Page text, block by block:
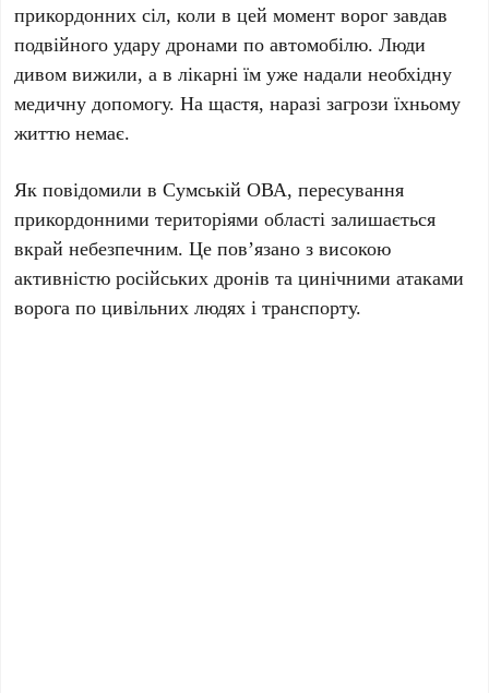
прикордонних сіл, коли в цей момент ворог завдав
подвійного удару дронами по автомобілю. Люди
дивом вижили, а в лікарні їм уже надали необхідну
медичну допомогу. На щастя, наразі загрози їхньому
життю немає.
Як повідомили в Сумській ОВА, пересування
прикордонними територіями області залишається
вкрай небезпечним. Це пов’язано з високою
активністю російських дронів та цинічними атаками
ворога по цивільних людях і транспорту.